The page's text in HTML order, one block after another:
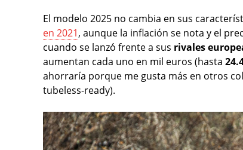
El modelo 2025 no cambia en sus
en 2021, aunque la inflación se nota y el
cuando se lanzó frente a sus rivales
aumentan cada uno en mil euros (hasta
ahorraría porque me gusta más en otros
tubeless-ready).